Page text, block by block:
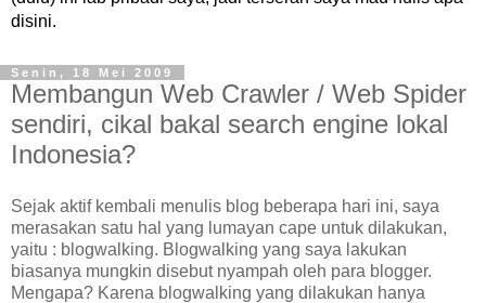
disini.
Senin, 18 Mei 2009
Membangun Web Crawler / Web Spider
sendiri, cikal bakal search engine lokal
Indonesia?
Sejak aktif kembali menulis blog beberapa hari ini, saya
merasakan satu hal yang lumayan cape untuk dilakukan,
yaitu : blogwalking. Blogwalking yang saya lakukan
biasanya mungkin disebut nyampah oleh para blogger.
Mengapa? Karena blogwalking yang dilakukan hanya